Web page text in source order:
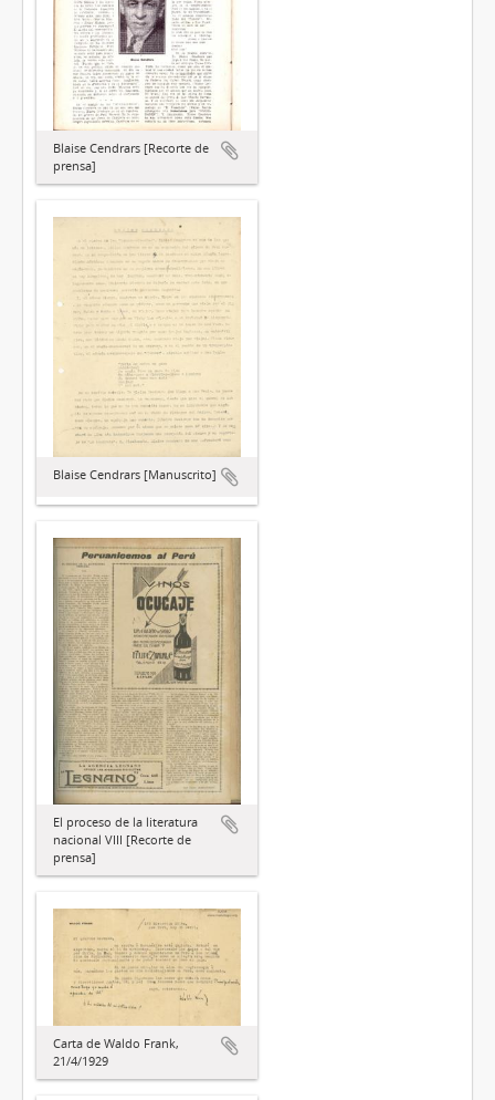
Blaise Cendrars [Recorte de
prensa]
Blaise Cendrars [Manuscrito]
El proceso de la literatura
nacional VIII [Recorte de
prensa]
Carta de Waldo Frank,
21/4/1929